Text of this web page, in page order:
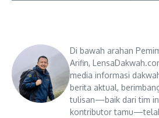
Di bawah arahan
Arifin,
media informasi
berita aktual,
tulisan—baik dari tim
kontributor